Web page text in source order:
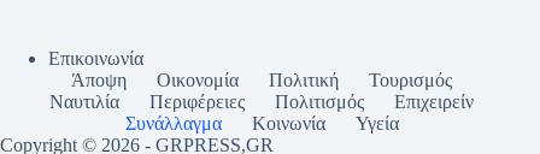
Επικοινωνία
Άποψη
Οικονομία Πολιτική
Τουρισμός
Ναυτιλία
Περιφέρειες Πολιτισμός
Επιχειρείν
Συνάλλαγμα
Κοινωνία
Υγεία
Copyright © 2026 - GRPRESS,GR